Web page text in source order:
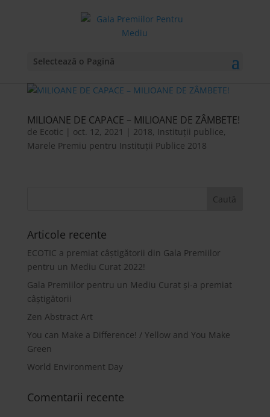
Selectează o Pagină
MILIOANE DE CAPACE – MILIOANE DE ZÂMBETE!
de Ecotic | oct. 12, 2021 | 2018, Instituții publice,
Marele Premiu pentru Instituții Publice 2018
Articole recente
ECOTIC a premiat câștigătorii din Gala Premiilor
pentru un Mediu Curat 2022!
Gala Premiilor pentru un Mediu Curat și-a premiat
câștigătorii
Zen Abstract Art
You can Make a Difference! / Yellow and You Make
Green
World Environment Day
Comentarii recente